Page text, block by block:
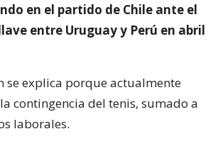
en el partido de Chile ante el
entre Uruguay y Perú en abril
se explica porque actualmente
contingencia del tenis, sumado a
laborales.